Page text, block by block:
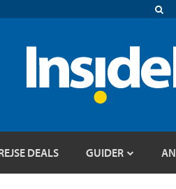
DEALS GUIDER